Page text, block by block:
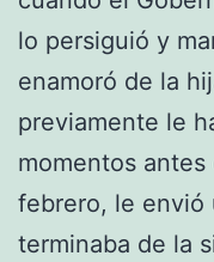
lo persiguió y
enamoró de la
previamente le
momentos
febrero, le envió
terminaba de la